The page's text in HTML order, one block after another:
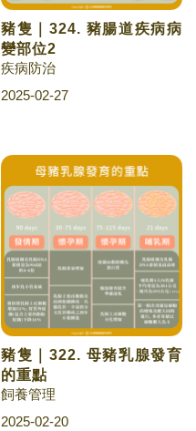
豬隻｜324. 豬腸道疾病病
變部位2
疾病防治
2025-02-27
豬隻｜322. 母豬乳腺發育
的重點
飼養管理
2025-02-20